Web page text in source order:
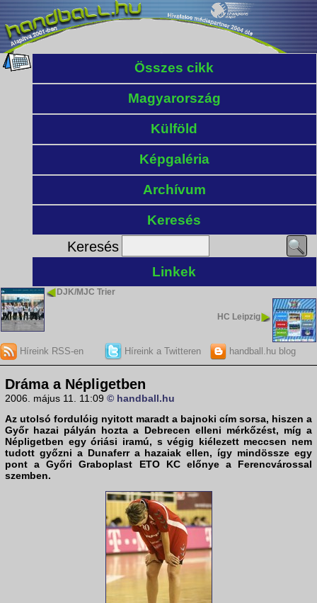
Összes cikk
Magyarország
Külföld
Képgaléria
Archívum
Keresés
Keresés
Linkek
DJK/MJC Trier
HC Leipzig
Híreink RSS-en Híreink a Twitteren handball.hu blog
Dráma a Népligetben
2006. május 11. 11:09 © handball.hu
Az utolsó fordulóig nyitott maradt a bajnoki cím sorsa, hiszen a
Győrhazai pályán hozta a Debrecen elleni mérkőzést, míg a
Népligetben egy óriási iramú, s végig kiélezett meccsen nem
tudott győzni a Dunaferra hazaiak ellen, így mindössze egy
pont a Győri Graboplast ETO KC előnye a Ferencvárossal
szemben.